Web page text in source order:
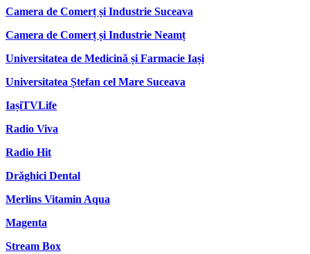
Camera de Comerț și Industrie Suceava
Camera de Comerț și Industrie Neamț
Universitatea de Medicină și Farmacie Iași
Universitatea Ștefan cel Mare Suceava
IașiTVLife
Radio Viva
Radio Hit
Drăghici Dental
Merlins Vitamin Aqua
Magenta
Stream Box